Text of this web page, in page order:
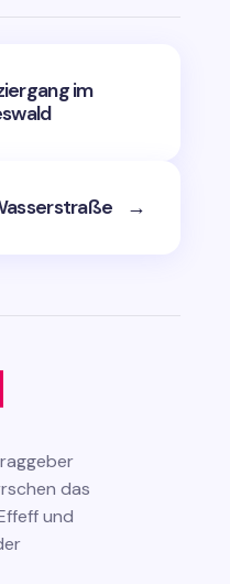
im
→
das
und